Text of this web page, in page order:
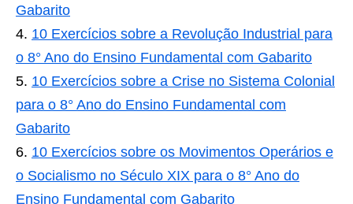
Gabarito
10 Exercícios sobre a Revolução Industrial para
o 8° Ano do Ensino Fundamental com Gabarito
10 Exercícios sobre a Crise no Sistema Colonial
para o 8° Ano do Ensino Fundamental com
Gabarito
10 Exercícios sobre os Movimentos Operários e
o Socialismo no Século XIX para o 8° Ano do
Ensino Fundamental com Gabarito